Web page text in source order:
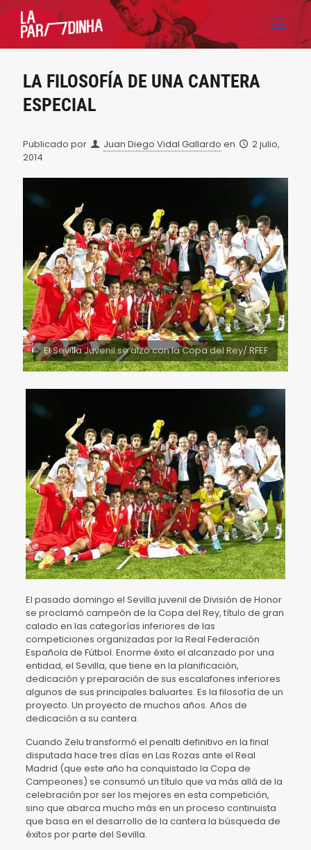
LA FILOSOFÍA DE UNA CANTERA
ESPECIAL
Publicado por Juan Diego Vidal Gallardo en
2 julio,
2014
El Sevilla Juvenil se alzó con la Copa del Rey/ RFEF
El pasado domingo el Sevilla juvenil de División de Honor
se proclamó campeón de la Copa del Rey, título de gran
calado en las categorías inferiores de las
competiciones organizadas por la Real Federación
Española de Fútbol. Enorme éxito el alcanzado por una
entidad, el Sevilla, que tiene en la planificación,
dedicación y preparación de sus escalafones inferiores
algunos de sus principales baluartes. Es la filosofía de un
proyecto. Un proyecto de muchos años. Años de
dedicación a su cantera.
Cuando Zelu transformó el penalti definitivo en la final
disputada hace tres días en Las Rozas ante el Real
Madrid (que este año ha conquistado la Copa de
Campeones) se consumó un título que va más allá de la
celebración por ser los mejores en esta competición,
sino que abarca mucho más en un proceso continuista
que basa en el desarrollo de la cantera la búsqueda de
éxitos por parte del Sevilla.